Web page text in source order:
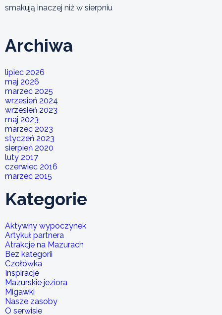
smakują inaczej niż w sierpniu
Archiwa
lipiec 2026
maj 2026
marzec 2025
wrzesień 2024
wrzesień 2023
maj 2023
marzec 2023
styczeń 2023
sierpień 2020
luty 2017
czerwiec 2016
marzec 2015
Kategorie
Aktywny wypoczynek
Artykuł partnera
Atrakcje na Mazurach
Bez kategorii
Czołówka
Inspiracje
Mazurskie jeziora
Migawki
Nasze zasoby
O serwisie